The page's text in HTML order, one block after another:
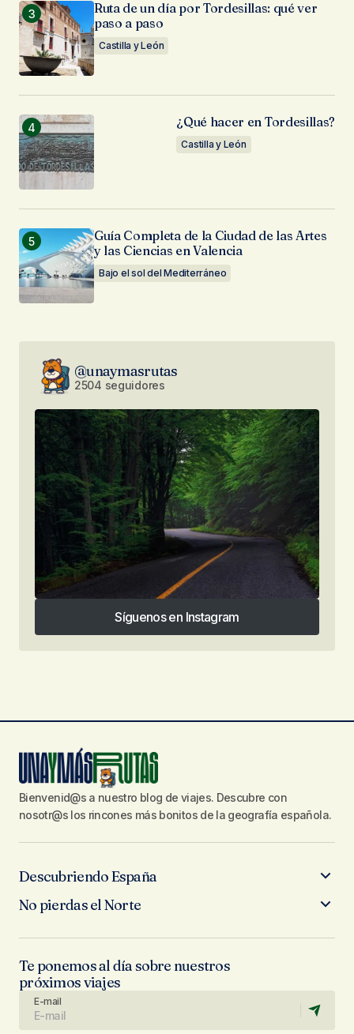
Ruta de un día por Tordesillas: qué ver
paso a paso
Castilla y León
¿Qué hacer en Tordesillas?
Castilla y León
Guía Completa de la Ciudad de las Artes
y las Ciencias en Valencia
Bajo el sol del Mediterráneo
@unaymasrutas
2504 seguidores
Síguenos en Instagram
Síguenos en Instagram
Bienvenid@s a nuestro blog de viajes. Descubre con
nosotr@s los rincones más bonitos de la geografía española.
Descubriendo España
No pierdas el Norte
Te ponemos al día sobre nuestros
próximos viajes
E-mail